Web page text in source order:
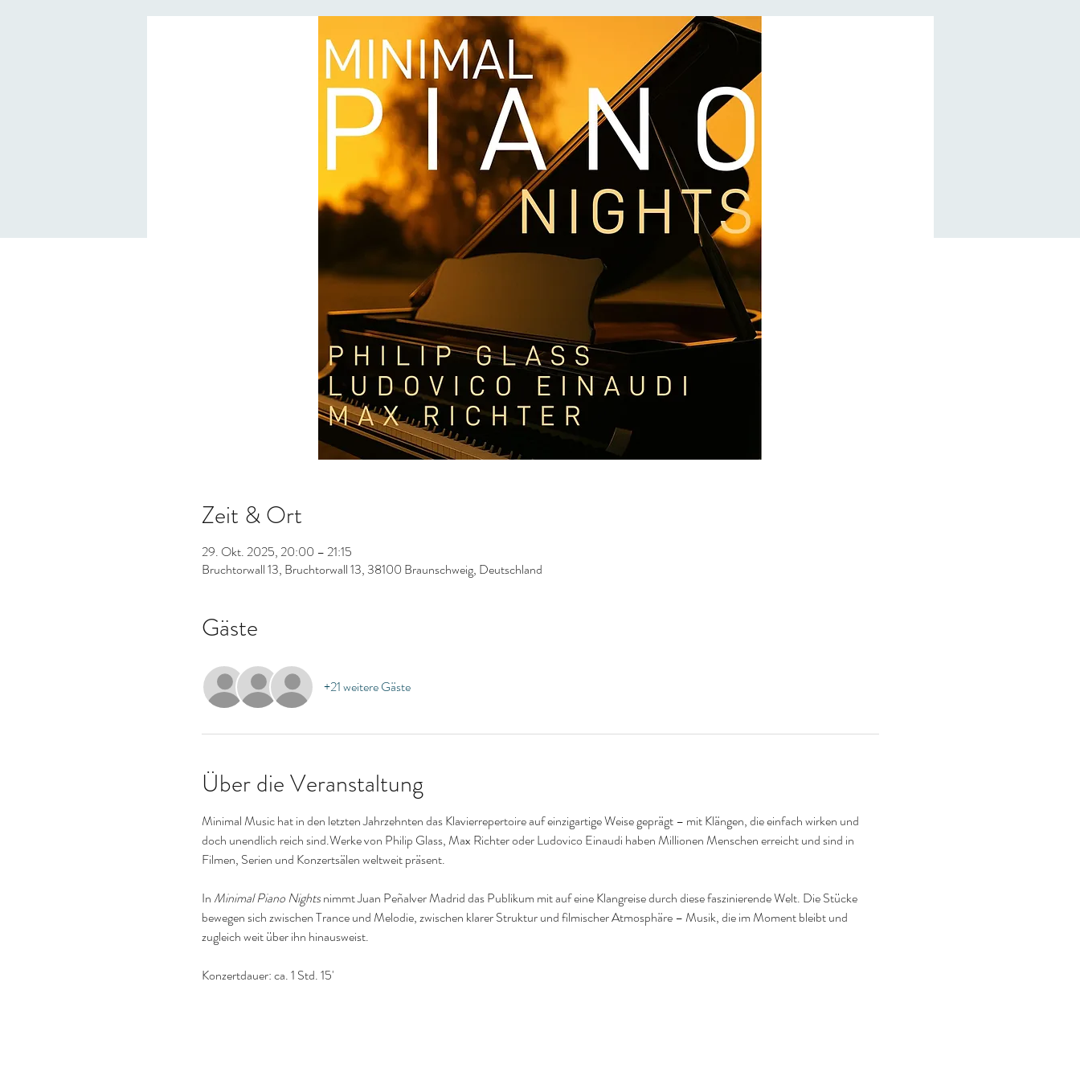
Zeit & Ort
29. Okt. 2025, 20:00 – 21:15
Bruchtorwall 13, Bruchtorwall 13, 38100 Braunschweig, Deutschland
Gäste
+21 weitere Gäste
Über die Veranstaltung
Minimal Music hat in den letzten Jahrzehnten das Klavierrepertoire auf einzigartige Weise geprägt – mit Klängen, die einfach wirken und
doch unendlich reich sind.Werke von Philip Glass, Max Richter oder Ludovico Einaudi haben Millionen Menschen erreicht und sind in
Filmen, Serien und Konzertsälen weltweit präsent.
In Minimal Piano Nights nimmt Juan Peñalver Madrid das Publikum mit auf eine Klangreise durch diese faszinierende Welt. Die Stücke
bewegen sich zwischen Trance und Melodie, zwischen klarer Struktur und filmischer Atmosphäre – Musik, die im Moment bleibt und
zugleich weit über ihn hinausweist.
Konzertdauer: ca. 1 Std. 15'